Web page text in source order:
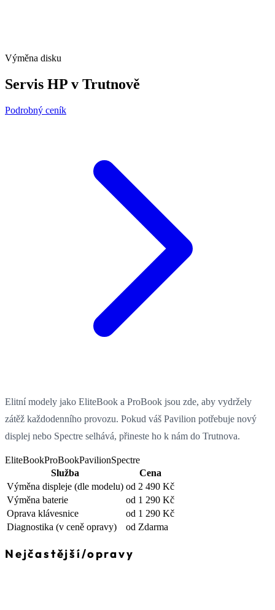
Výměna disku
Servis HP v Trutnově
Podrobný ceník
Elitní modely jako EliteBook a ProBook jsou zde, aby vydržely
zátěž každodenního provozu. Pokud váš Pavilion potřebuje nový
displej nebo Spectre selhává, přineste ho k nám do Trutnova.
EliteBookProBookPavilionSpectre
Služba
Cena
Výměna displeje (dle modelu) od 2 490 Kč
Výměna baterie
od 1 290 Kč
Oprava klávesnice
od 1 290 Kč
Diagnostika (v ceně opravy) od Zdarma
Nejčastější/opravy